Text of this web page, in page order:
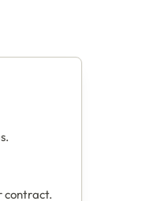
contract.